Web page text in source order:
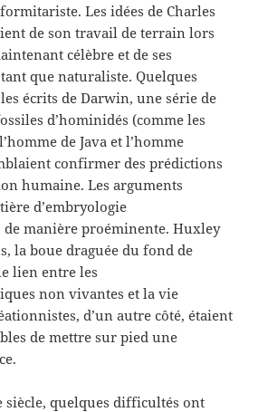
Les idées de Charles
de son travail de terrain lors
célèbre et de ses
que naturaliste. Quelques
écrits de Darwin, une série de
d’hominidés (comme les
de Java et l’homme
confirmer des prédictions
humaine. Les arguments
d’embryologie
manière proéminente. Huxley
la boue draguée du fond de
lien entre les
non vivantes et la vie
d’un autre côté, étaient
de mettre sur pied une
siècle, quelques difficultés ont